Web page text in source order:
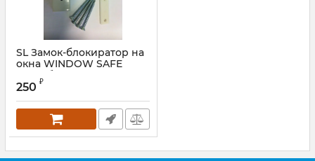
SL Замок-блокиратор на
окна WINDOW SAFE
LOCK белый
Артикул:
250 ₽